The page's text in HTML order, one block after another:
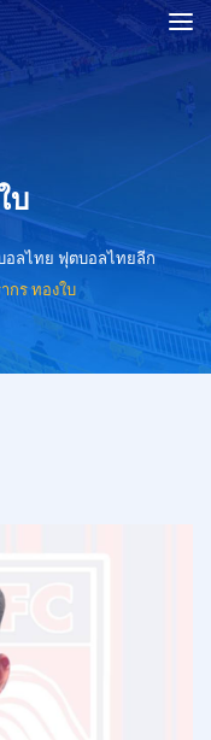
บ
อลไทย ฟุตบอลไทยลีก
กร ทองใบ